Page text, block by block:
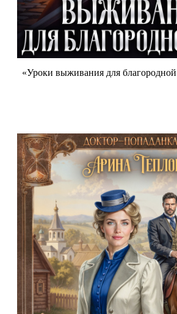
«Уроки выживания для